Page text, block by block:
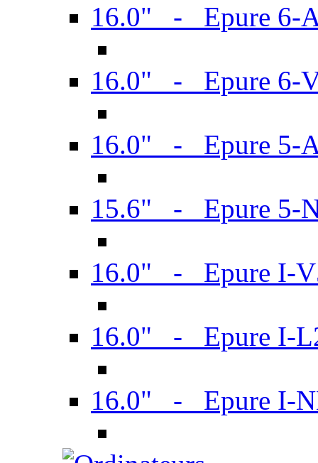
16.0" - Epure 6-
16.0" - Epure 6-
16.0" - Epure 5-
15.6" - Epure 5-
16.0" - Epure I-
16.0" - Epure I-
16.0" - Epure I-